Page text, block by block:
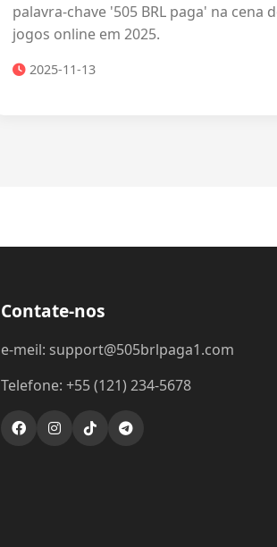
palavra-chave '505 BRL paga' na cena
jogos online em 2025.
2025-11-13
Contate-nos
e-meil: support@505brlpaga1.com
Telefone: +55 (121) 234-5678